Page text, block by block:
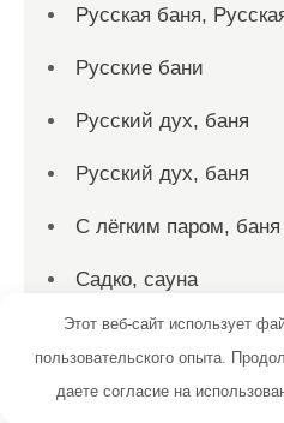
Русская баня,
Русские бани
Русский дух, баня
Русский дух, баня
С лёгким паром, баня
Садко, сауна
Салтыковские бани
Сауна, Сауна
Этот веб-сайт использует
пользовательского опыта.
даете согласие на